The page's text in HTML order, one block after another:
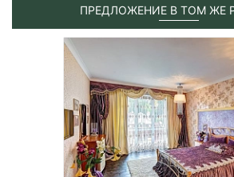
ПРЕДЛОЖЕНИЕ В ТОМ ЖЕ